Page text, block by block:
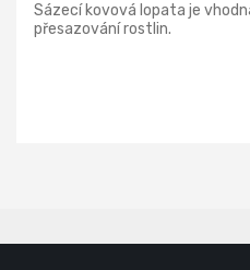
Sázecí kovová lopata je
přesazování rostlin.